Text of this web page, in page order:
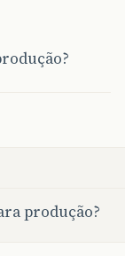
produção?